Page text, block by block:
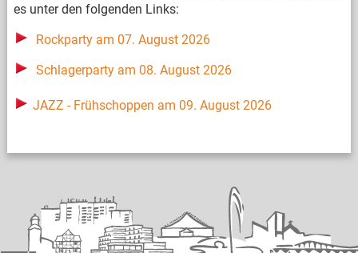
es unter den folgenden Links:
Rockparty am 07. August 2026
Schlagerparty am 08. August 2026
JAZZ - Frühschoppen am 09. August 2026